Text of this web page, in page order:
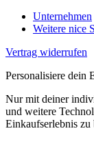
Unternehmen
Weitere nice
Vertrag widerrufen
Personalisiere dein
Nur mit deiner
und weitere
Einkaufserlebnis zu